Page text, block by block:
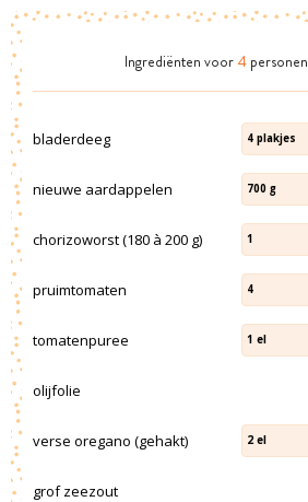
Ingrediënten voor 4 personen
bladerdeeg 4 plakjes
nieuwe aardappelen 700 g
chorizoworst (180 à 200 g) 1
pruimtomaten 4
tomatenpuree 1 el
olijfolie
verse oregano (gehakt) 2 el
grof zeezout